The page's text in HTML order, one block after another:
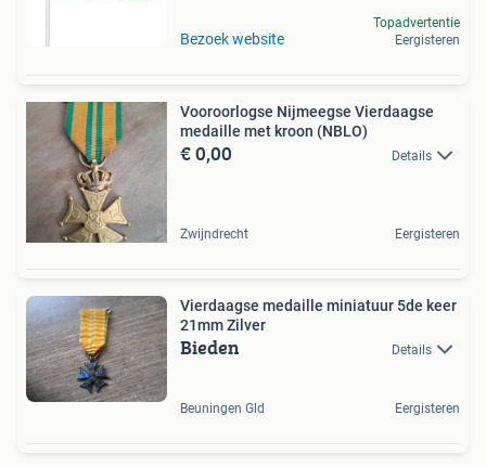
Bezoek website
Topadvertentie
Eergisteren
Vooroorlogse Nijmeegse Vierdaagse
medaille met kroon (NBLO)
€ 0,00 Details
Zwijndrecht Eergisteren
Vierdaagse medaille miniatuur 5de keer
21mm Zilver
Bieden Details
Beuningen Gld Eergisteren